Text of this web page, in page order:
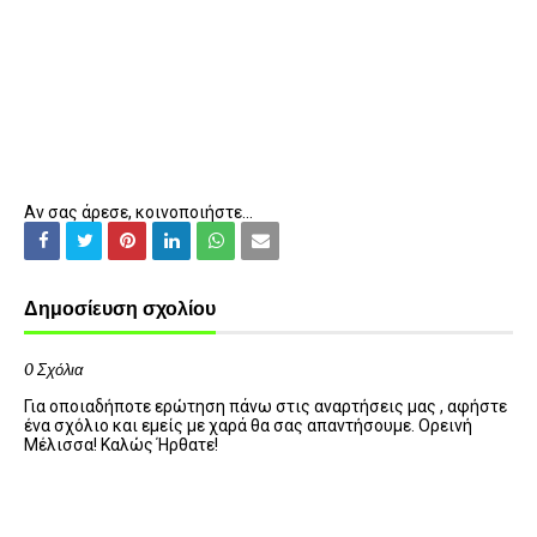
Αν σας άρεσε, κοινοποιήστε...
Δημοσίευση σχολίου
0 Σχόλια
Για οποιαδήποτε ερώτηση πάνω στις αναρτήσεις μας , αφήστε
ένα σχόλιο και εμείς με χαρά θα σας απαντήσουμε. Ορεινή
Μέλισσα! Καλώς Ήρθατε!